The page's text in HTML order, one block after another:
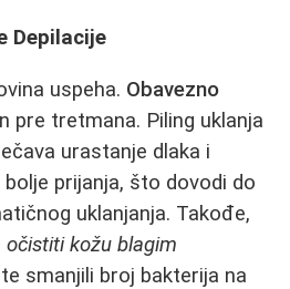
Depilacije
uspeha. Obavezno
pre tretmana. Piling uklanja
urastanje dlaka i
prijanja, što dovodi do
uklanjanja. Takođe,
očistiti kožu blagim
smanjili broj bakterija na